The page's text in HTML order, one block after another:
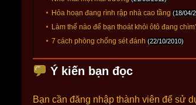
Hỏa hoạn đang rình rập nhà cao tầng (18/04/
Làm thế nào để bạn thoát khỏi ôtô đang
7 cách phòng chống sét đánh (22/10/2010)
Ý kiến bạn đọc
Bạn cần đăng nhập thành viên để sử